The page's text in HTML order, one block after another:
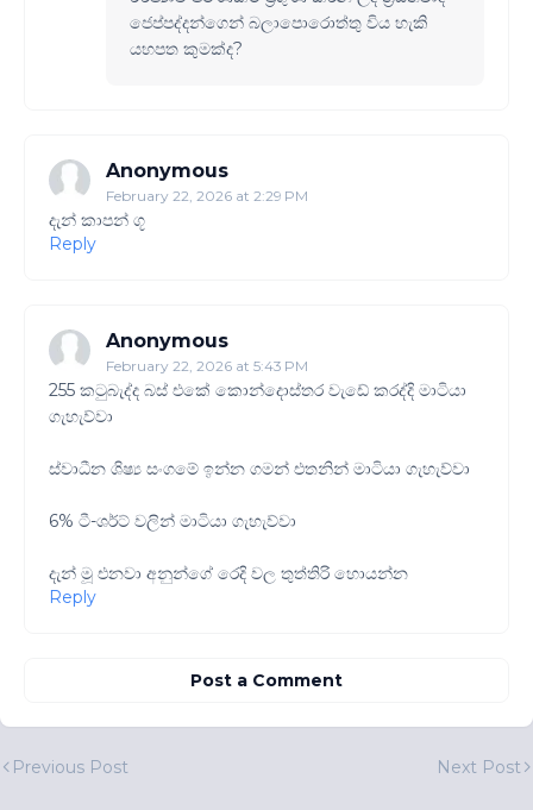
ජෙප්පද්දන්ගෙන් බලාපොරොත්තු විය හැකි
යහපත කුමක්ද?
Anonymous
February 22, 2026 at 2:29 PM
දැන් කාපන් ගූ
Reply
Anonymous
February 22, 2026 at 5:43 PM
255 කටුබැද්ද බස් එකේ කොන්දොස්තර වැඩේ කරද්දි මාටියා
ගැහැව්වා
ස්වාධීන ශිෂ්‍ය සංගමේ ඉන්න ගමන් එතනින් මාටියා ගැහැව්වා
6% ටී-ශර්ට් වලින් මාටියා ගැහැව්වා
දැන් මූ එනවා අනුන්ගේ රෙදි වල තුත්තිරි හොයන්න
Reply
Post a Comment
Previous Post Next Post